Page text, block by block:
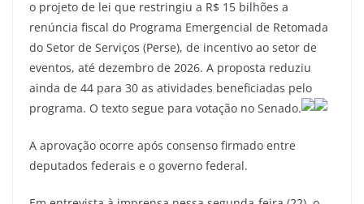
e
b
o
o
er l gr
a
m
s
A
p
p
e
o projeto de lei que restringiu a R$ 15 bilhões a
renúncia fiscal do Programa Emergencial de Retomada
do Setor de Serviços (Perse), de incentivo ao setor de
eventos, até dezembro de 2026. A proposta reduziu
ainda de 44 para 30 as atividades beneficiadas pelo
programa. O texto segue para votação no Senado.
A aprovação ocorre após consenso firmado entre
deputados federais e o governo federal.